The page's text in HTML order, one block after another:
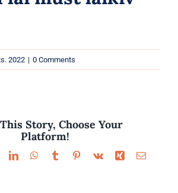
2022 | 0 Comments
Story, Choose Your
Platform!
LinkedInWhatsApp
TumblrPinterest
Vk Xing Email